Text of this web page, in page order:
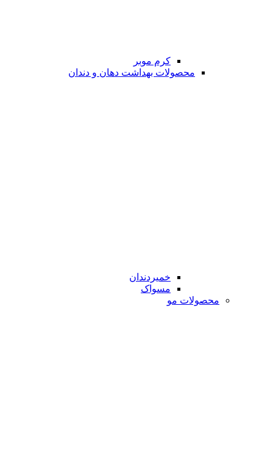
کرم موبر
محصولات بهداشت دهان و دندان
خمیردندان
مسواک
محصولات مو